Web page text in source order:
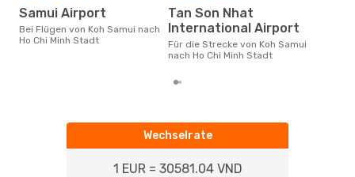
Samui Airport
Bei Flügen von Koh Samui nach
Ho Chi Minh Stadt
Tan Son Nhat
International Airport
Für die Strecke von Koh Samui
nach Ho Chi Minh Stadt
Wechselrate
1 EUR = 30581.04 VND